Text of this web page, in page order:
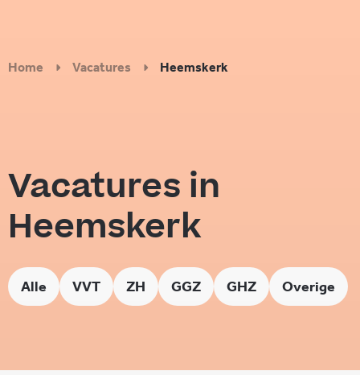
Home Vacatures Heemskerk
Vacatures in
Heemskerk
Alle VVT ZH GGZ GHZ Overige